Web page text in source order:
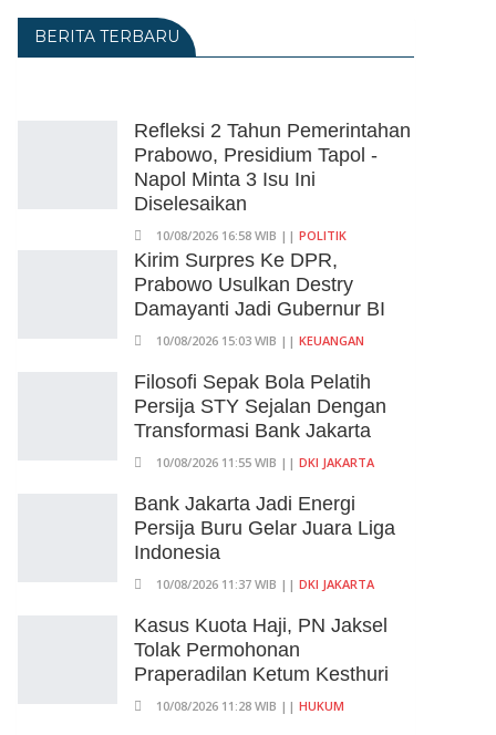
BERITA TERBARU
Refleksi 2 Tahun Pemerintahan
Prabowo, Presidium Tapol -
Napol Minta 3 Isu Ini
Diselesaikan
10/08/2026 16:58 WIB || POLITIK
Kirim Surpres Ke DPR,
Prabowo Usulkan Destry
Damayanti Jadi Gubernur BI
10/08/2026 15:03 WIB || KEUANGAN
Filosofi Sepak Bola Pelatih
Persija STY Sejalan Dengan
Transformasi Bank Jakarta
10/08/2026 11:55 WIB || DKI JAKARTA
Bank Jakarta Jadi Energi
Persija Buru Gelar Juara Liga
Indonesia
10/08/2026 11:37 WIB || DKI JAKARTA
Kasus Kuota Haji, PN Jaksel
Tolak Permohonan
Praperadilan Ketum Kesthuri
10/08/2026 11:28 WIB || HUKUM